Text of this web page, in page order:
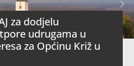
za dodjelu
udrugama u
za Općinu Križ u